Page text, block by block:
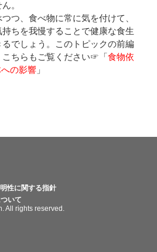
。
つ、食べ物に常に気を付けて、
ちを我慢することで健康な食生
でしょう。このトピックの前編
ちらもご覧ください☞「 食物依
の影響」
性に関する指針
個人情報について
All rights reserved.